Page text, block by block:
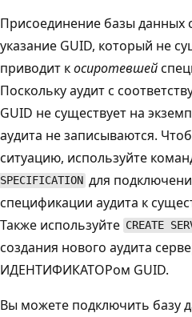
Присоединение базы данных
указание GUID, который не
приводит косиротевшей
Поскольку аудит с
GUID не существует на
аудита не записываются.
ситуацию, используйте
SPECIFICATION для
спецификации аудита к
Также используйте CREATE
создания нового аудита
ИДЕНТИФИКАТОРом GUID.
Вы можете подключить базу